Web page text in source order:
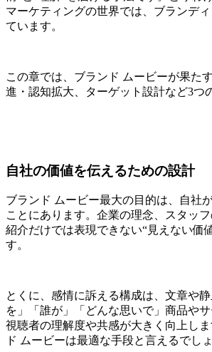
マーケティングの世界では、ブランデ
ています。
この章では、ブランド ムービーが果た
進・認知拡大、ターゲット設計など3つ
自社の価値を伝えるための設計
ブランド ムービー最大の目的は、自社
ことにあります。企業の理念、スタッ
紹介だけでは表現できない“見えない価
す。
とくに、感情に訴える構成は、文章や
を」「誰が」「どんな思いで」商品や
視聴者の理解度や共感が大きく向上し
ド ムービーは最適な手段と言えるでしょ